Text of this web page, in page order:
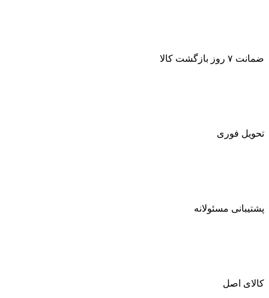
ضمانت ۷ روز بازگشت کالا
تحویل فوری
پشتیبانی مسئولانه
کالای اصل